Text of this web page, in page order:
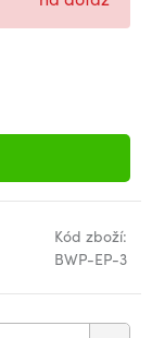
Kód zboží:
BWP-EP-3